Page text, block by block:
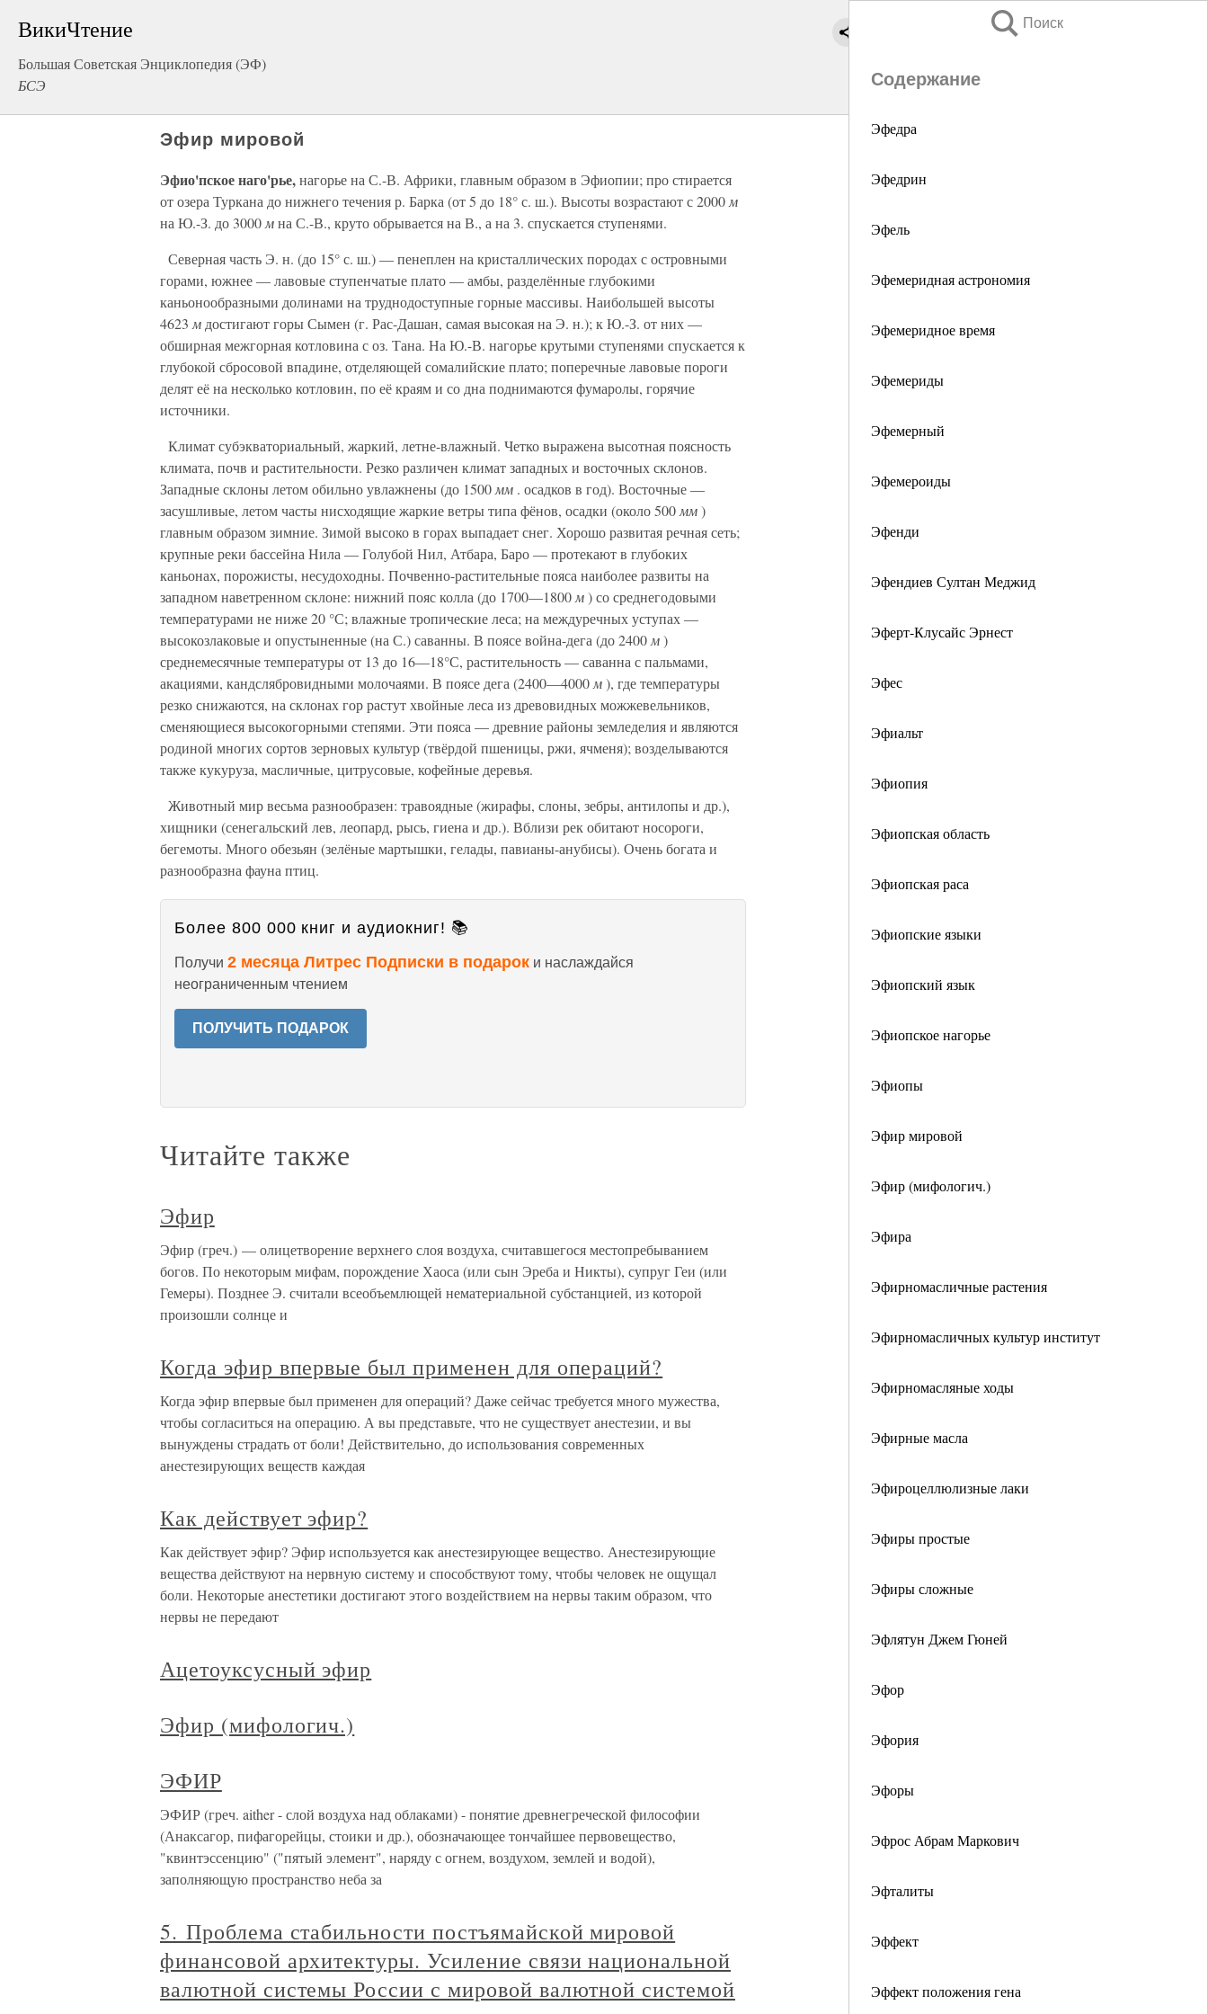
ВикиЧтение
Большая Советская Энциклопедия (ЭФ)
БСЭ
Поиск
Содержание
Эфедра
Эфедрин
Эфель
Эфемеридная астрономия
Эфемеридное время
Эфемериды
Эфемерный
Эфемероиды
Эфенди
Эфендиев Султан Меджид
Эферт-Клусайс Эрнест
Эфес
Эфиальт
Эфиопия
Эфиопская область
Эфиопская раса
Эфиопские языки
Эфиопский язык
Эфиопское нагорье
Эфиопы
Эфир мировой
Эфир (мифологич.)
Эфира
Эфирномасличные растения
Эфирномасличных культур институт
Эфирномасляные ходы
Эфирные масла
Эфироцеллюлизные лаки
Эфиры простые
Эфиры сложные
Эфлятун Джем Гюней
Эфор
Эфория
Эфоры
Эфрос Абрам Маркович
Эфталиты
Эффект
Эффект положения гена
Эфир мировой
Эфио'пское наго'рье,нагорье на С.-В. Африки, главным образом в Эфиопии; про стирается
от озера Туркана до нижнего течения р. Барка (от 5 до 18° с. ш.). Высоты возрастают с 2000 м
на Ю.-З. до 3000 мна С.-В., круто обрывается на В., а на 3. спускается ступенями.
Северная часть Э. н. (до 15° с. ш.) — пенеплен на кристаллических породах с островными
горами, южнее — лавовые ступенчатые плато — амбы, разделённые глубокими
каньонообразными долинами на труднодоступные горные массивы. Наибольшей высоты
4623 м достигают горы Сымен (г. Рас-Дашан, самая высокая на Э. н.); к Ю.-З. от них —
обширная межгорная котловина с оз. Тана. На Ю.-В. нагорье крутыми ступенями спускается к
глубокой сбросовой впадине, отделяющей сомалийские плато; поперечные лавовые пороги
делят её на несколько котловин, по её краям и со дна поднимаются фумаролы, горячие
источники.
Климат субэкваториальный, жаркий, летне-влажный. Четко выражена высотная поясность
климата, почв и растительности. Резко различен климат западных и восточных склонов.
Западные склоны летом обильно увлажнены (до 1500 мм . осадков в год). Восточные —
засушливые, летом часты нисходящие жаркие ветры типа фёнов, осадки (около 500 мм)
главным образом зимние. Зимой высоко в горах выпадает снег. Хорошо развитая речная сеть;
крупные реки бассейна Нила — Голубой Нил, Атбара, Баро — протекают в глубоких
каньонах, порожисты, несудоходны. Почвенно-растительные пояса наиболее развиты на
западном наветренном склоне: нижний пояс колла (до 1700—1800 м) со среднегодовыми
температурами не ниже 20 °С; влажные тропические леса; на междуречных уступах —
высокозлаковые и опустыненные (на С.) саванны. В поясе война-дега (до 2400 м)
среднемесячные температуры от 13 до 16—18°С, растительность — саванна с пальмами,
акациями, кандслябровидными молочаями. В поясе дега (2400—4000 м), где температуры
резко снижаются, на склонах гор растут хвойные леса из древовидных можжевельников,
сменяющиеся высокогорными степями. Эти пояса — древние районы земледелия и являются
родиной многих сортов зерновых культур (твёрдой пшеницы, ржи, ячменя); возделываются
также кукуруза, масличные, цитрусовые, кофейные деревья.
Животный мир весьма разнообразен: травоядные (жирафы, слоны, зебры, антилопы и др.),
хищники (сенегальский лев, леопард, рысь, гиена и др.). Вблизи рек обитают носороги,
бегемоты. Много обезьян (зелёные мартышки, гелады, павианы-анубисы). Очень богата и
разнообразна фауна птиц.
Более 800 000 книг и аудиокниг! 📚
Получи 2 месяца Литрес Подписки в подарок и наслаждайся
неограниченным чтением
ПОЛУЧИТЬ ПОДАРОК
Читайте также
Эфир
Эфир (греч.) — олицетворение верхнего слоя воздуха, считавшегося местопребыванием
богов. По некоторым мифам, порождение Хаоса (или сын Эреба и Никты), супруг Геи (или
Гемеры). Позднее Э. считали всеобъемлющей нематериальной субстанцией, из которой
произошли солнце и
Когда эфир впервые был применен для операций?
Когда эфир впервые был применен для операций? Даже сейчас требуется много мужества,
чтобы согласиться на операцию. А вы представьте, что не существует анестезии, и вы
вынуждены страдать от боли! Действительно, до использования современных
анестезирующих веществ каждая
Как действует эфир?
Как действует эфир? Эфир используется как анестезирующее вещество. Анестезирующие
вещества действуют на нервную систему и способствуют тому, чтобы человек не ощущал
боли. Некоторые анестетики достигают этого воздействием на нервы таким образом, что
нервы не передают
Ацетоуксусный эфир
Эфир (мифологич.)
ЭФИР
ЭФИР (греч. aither - слой воздуха над облаками) - понятие древнегреческой философии
(Анаксагор, пифагорейцы, стоики и др.), обозначающее тончайшее первовещество,
"квинтэссенцию" ("пятый элемент", наряду с огнем, воздухом, землей и водой),
заполняющую пространство неба за
5. Проблема стабильности постъямайской мировой
финансовой архитектуры. Усиление связи национальной
валютной системы России с мировой валютной системой